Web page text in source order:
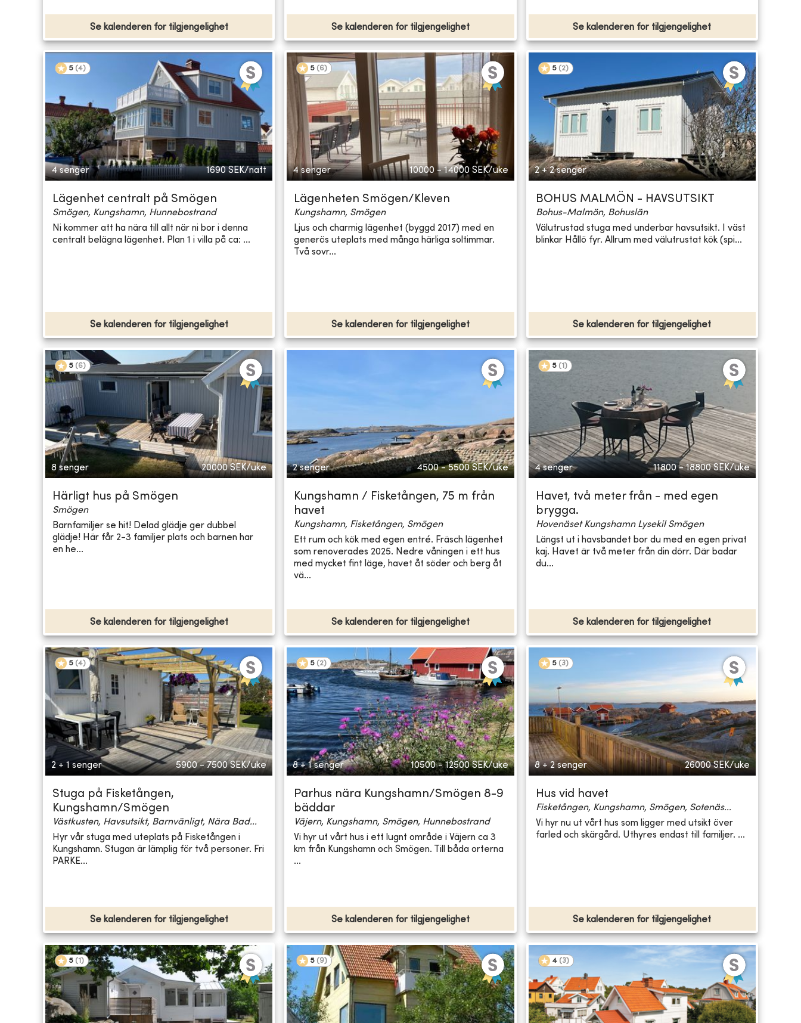
Se kalenderen for tilgjengelighet Se kalenderen for tilgjengelighet Se kalenderen for tilgjengelighet
5 (4)
4 senger 1690 SEK/natt
Lägenhet centralt på Smögen
Smögen, Kungshamn, Hunnebostrand
Ni kommer att ha nära till allt när ni bor i denna
centralt belägna lägenhet. Plan 1 i villa på ca: ...
Se kalenderen for tilgjengelighet
5 (6)
4 senger 10000 - 14000 SEK/uke
Lägenheten Smögen/Kleven
Kungshamn, Smögen
Ljus och charmig lägenhet (byggd 2017) med en
generös uteplats med många härliga soltimmar.
Två sovr...
Se kalenderen for tilgjengelighet
5 (2)
2 + 2 senger
BOHUS MALMÖN - HAVSUTSIKT
Bohus-Malmön, Bohuslän
Välutrustad stuga med underbar havsutsikt. I väst
blinkar Hållö fyr. Allrum med välutrustat kök (spi...
Se kalenderen for tilgjengelighet
5 (6)
8 senger 20000 SEK/uke
Härligt hus på Smögen
Smögen
Barnfamiljer se hit! Delad glädje ger dubbel
glädje! Här får 2-3 familjer plats och barnen har
en he...
Se kalenderen for tilgjengelighet
2 senger 4500 - 5500 SEK/uke
Kungshamn / Fisketången, 75 m från
havet
Kungshamn, Fisketången, Smögen
Ett rum och kök med egen entré. Fräsch lägenhet
som renoverades 2025. Nedre våningen i ett hus
med mycket fint läge, havet åt söder och berg åt
vä...
Se kalenderen for tilgjengelighet
5 (1 )
4 senger 11800 - 18800 SEK/uke
Havet, två meter från - med egen
brygga.
Hovenäset Kungshamn Lysekil Smögen
Längst ut i havsbandet bor du med en egen privat
kaj. Havet är två meter från din dörr. Där badar
du...
Se kalenderen for tilgjengelighet
5 (4)
2 + 1 senger 5900 - 7500 SEK/uke
Stuga på Fisketången,
Kungshamn/Smögen
Västkusten, Havsutsikt, Barnvänligt, Nära Bad...
Hyr vår stuga med uteplats på Fisketången i
Kungshamn. Stugan är lämplig för två personer. Fri
PARKE...
Se kalenderen for tilgjengelighet
5 (2)
8 + 1 senger 10500 - 12500 SEK/uke
Parhus nära Kungshamn/Smögen 8-9
bäddar
Väjern, Kungshamn, Smögen, Hunnebostrand
Vi hyr ut vårt hus i ett lugnt område i Väjern ca 3
km från Kungshamn och Smögen. Till båda orterna
...
Se kalenderen for tilgjengelighet
5 (3)
8 + 2 senger 26000 SEK/uke
Hus vid havet
Fisketången, Kungshamn, Smögen, Sotenäs...
Vi hyr nu ut vårt hus som ligger med utsikt över
farled och skärgård. Uthyres endast till familjer. ...
Se kalenderen for tilgjengelighet
5 (1 ) 5 (9) 4 (3)